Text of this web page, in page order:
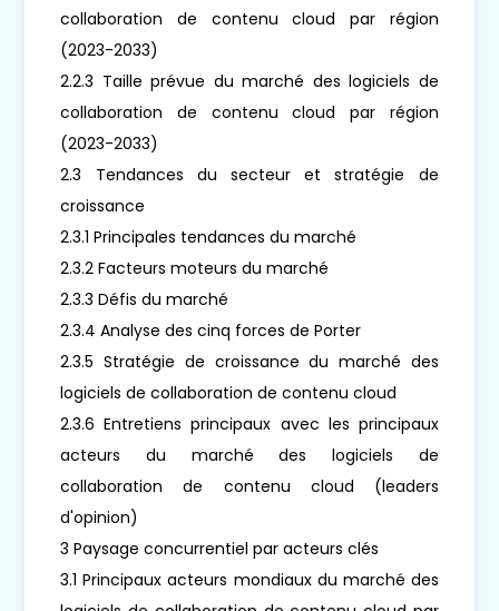
collaboration de contenu cloud par région
(2023-2033)
2.2.3 Taille prévue du marché des logiciels de
collaboration de contenu cloud par région
(2023-2033)
2.3 Tendances du secteur et stratégie de
croissance
2.3.1 Principales tendances du marché
2.3.2 Facteurs moteurs du marché
2.3.3 Défis du marché
2.3.4 Analyse des cinq forces de Porter
2.3.5 Stratégie de croissance du marché des
logiciels de collaboration de contenu cloud
2.3.6 Entretiens principaux avec les principaux
acteurs du marché des logiciels de
collaboration de contenu cloud (leaders
d'opinion)
3 Paysage concurrentiel par acteurs clés
3.1 Principaux acteurs mondiaux du marché des